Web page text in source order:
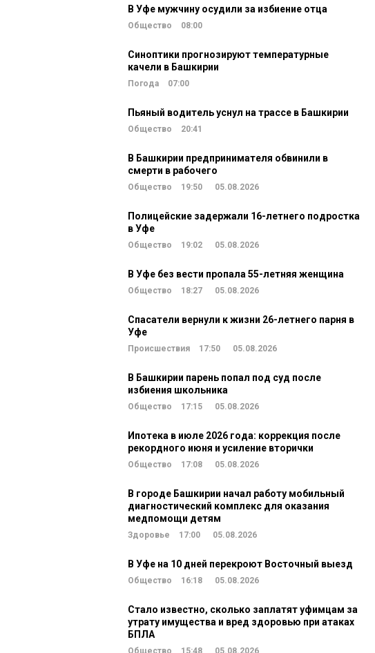
В Уфе мужчину осудили за избиение отца
Общество 08:00
Синоптики прогнозируют температурные
качели в Башкирии
Погода 07:00
Пьяный водитель уснул на трассе в Башкирии
Общество 20:41
В Башкирии предпринимателя обвинили в
смерти в рабочего
Общество 19:50 05.08.2026
Полицейские задержали 16-летнего подростка
в Уфе
Общество 19:02 05.08.2026
В Уфе без вести пропала 55-летняя женщина
Общество 18:27 05.08.2026
Спасатели вернули к жизни 26-летнего парня в
Уфе
Происшествия 17:50 05.08.2026
В Башкирии парень попал под суд после
избиения школьника
Общество 17:15 05.08.2026
Ипотека в июле 2026 года: коррекция после
рекордного июня и усиление вторички
Общество 17:08 05.08.2026
В городе Башкирии начал работу мобильный
диагностический комплекс для оказания
медпомощи детям
Здоровье 17:00 05.08.2026
В Уфе на 10 дней перекроют Восточный выезд
Общество 16:18 05.08.2026
Стало известно, сколько заплатят уфимцам за
утрату имущества и вред здоровью при атаках
БПЛА
Общество 15:48 05.08.2026